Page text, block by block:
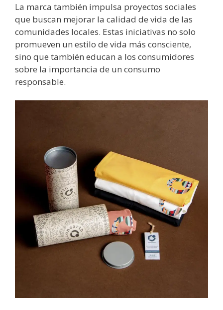
La marca también impulsa proyectos sociales
que buscan mejorar la calidad de vida de las
comunidades locales. Estas iniciativas no solo
promueven un estilo de vida más consciente,
sino que también educan a los consumidores
sobre la importancia de un consumo
responsable.